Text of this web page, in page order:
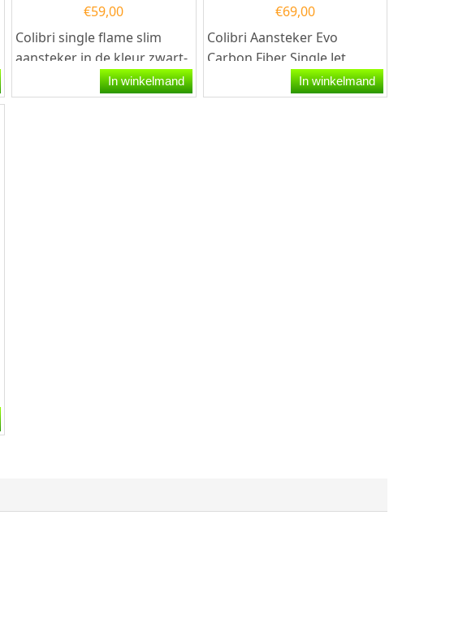
€59,00
Colibri single flame slim
aansteker in de kleur zwart-
goud. Deze Colibri
aansteker heeft een...
In winkelmand
€69,00
Colibri Aansteker Evo
Carbon Fiber Single Jet
Flame in de kleur Blauw.
Deze aansteker heeft...
In winkelmand